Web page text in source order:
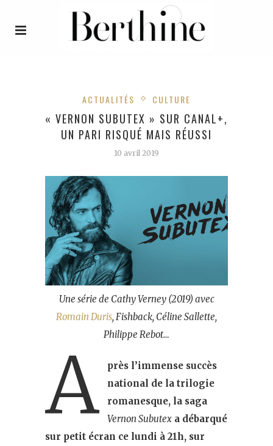
ACTUALITÉS CULTURE
« VERNON SUBUTEX » SUR CANAL+,
UN PARI RISQUÉ MAIS RÉUSSI
10 avril 2019
Une série de Cathy Verney (2019) avec
Romain Duris, Fishback, Céline Sallette,
Philippe Rebot…
A
près l’immense succès
national de la trilogie
romanesque, la saga
Vernon Subutexa débarqué
sur petit écran ce lundi à 21h, sur